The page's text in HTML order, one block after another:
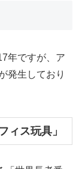
年ですが、ア
発生しており
ィス玩具」